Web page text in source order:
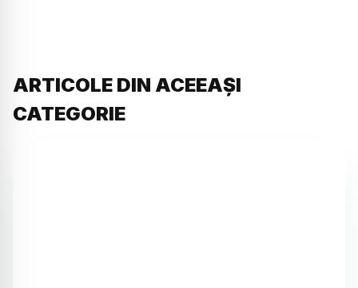
ARTICOLE DIN ACEEAȘI
CATEGORIE